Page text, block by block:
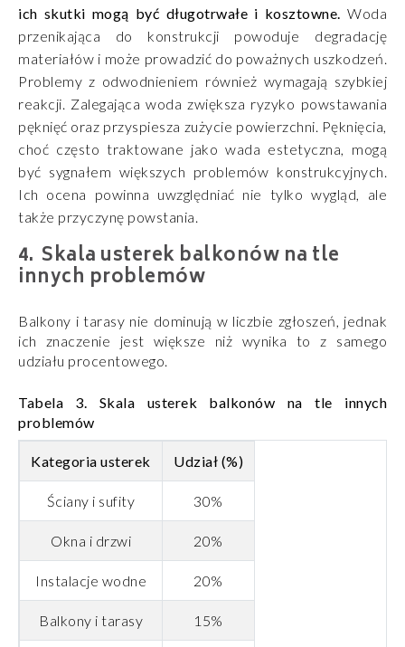
ich skutki mogą być długotrwałe i kosztowne. Woda
przenikająca do konstrukcji powoduje degradację
materiałów i może prowadzić do poważnych uszkodzeń.
Problemy z odwodnieniem również wymagają szybkiej
reakcji. Zalegająca woda zwiększa ryzyko powstawania
pęknięć oraz przyspiesza zużycie powierzchni. Pęknięcia,
choć często traktowane jako wada estetyczna, mogą
być sygnałem większych problemów konstrukcyjnych.
Ich ocena powinna uwzględniać nie tylko wygląd, ale
także przyczynę powstania.
Skala usterek balkonów na tle
innych problemów
Balkony i tarasy nie dominują w liczbie zgłoszeń, jednak
ich znaczenie jest większe niż wynika to z samego
udziału procentowego.
Tabela 3. Skala usterek balkonów na tle innych
problemów
Kategoria usterek Udział (%)
Ściany i sufity 30%
Okna i drzwi 20%
Instalacje wodne 20%
Balkony i tarasy 15%